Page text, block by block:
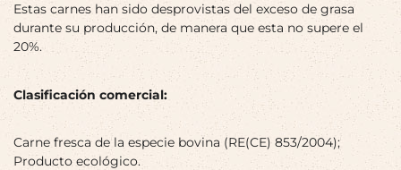
Estas carnes han sido desprovistas del exceso de grasa
durante su producción, de manera que esta no supere el
20%.
Clasificación comercial:
Carne fresca de la especie bovina (RE(CE) 853/2004);
Producto ecológico.